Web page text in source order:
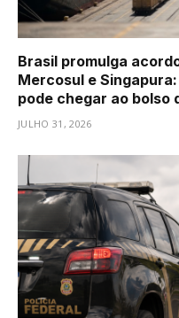
Brasil promulga
Mercosul e
pode chegar ao bolso
JULHO 31, 2026